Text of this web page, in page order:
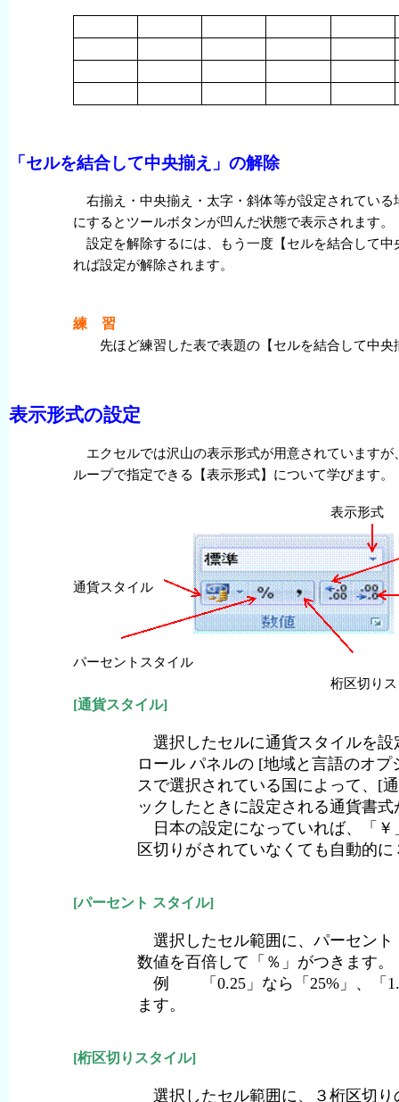
「セルを結合して中央揃え」の解除
右揃え・ 中央揃え ・ 太字 ・ 斜体等が設定されている
にするとツールボタンが凹んだ状態で表示されます。
設定を解除するには、 もう一度 【セルを結合して
れば設定が解除されます。
練 習
先ほど練習 した表で表題の【セルを結合して中央
表示形式の設定
エクセルでは沢山の表示形式が用意されています
ループで指定できる【表示形式】について学びます。
表示形式
通貨スタイル
パーセントスタイル
桁区切 り
[通貨スタイル]
選択したセルに通貨スタイルを設定し
ロール パネルの [地域と 言語のオプ
スで選択されている国によって、[
ックしたときに設定される通貨書
日本の設定になっていれば、「￥
区切 りがされていなくても 自動的に
[パーセント スタイル]
数値を百倍 して「％」がつきます。
例
「0.25」なら「25%」、「
ます。
[桁区切りスタイル]
選択したセル範囲に、３桁区切り